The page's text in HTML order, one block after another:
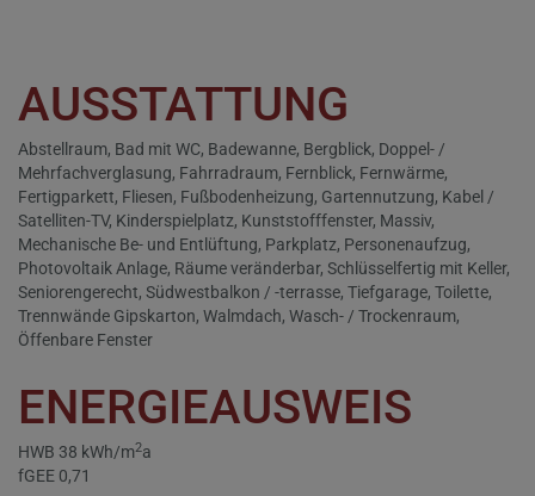
AUSSTATTUNG
Abstellraum Bad mit WC Badewanne Bergblick Doppel- /
Mehrfachverglasung Fahrradraum Fernblick Fernwärme
Fertigparkett Fliesen Fußbodenheizung Gartennutzung Kabel /
Satelliten-TV Kinderspielplatz Kunststofffenster Massiv
Mechanische Be- und Entlüftung Parkplatz Personenaufzug
Photovoltaik Anlage Räume veränderbar Schlüsselfertig mit Keller
Seniorengerecht Südwestbalkon / -terrasse Tiefgarage Toilette
Trennwände Gipskarton Walmdach Wasch- / Trockenraum
Öffenbare Fenster
ENERGIEAUSWEIS
HWB 38 kWh/m2a
fGEE 0,71